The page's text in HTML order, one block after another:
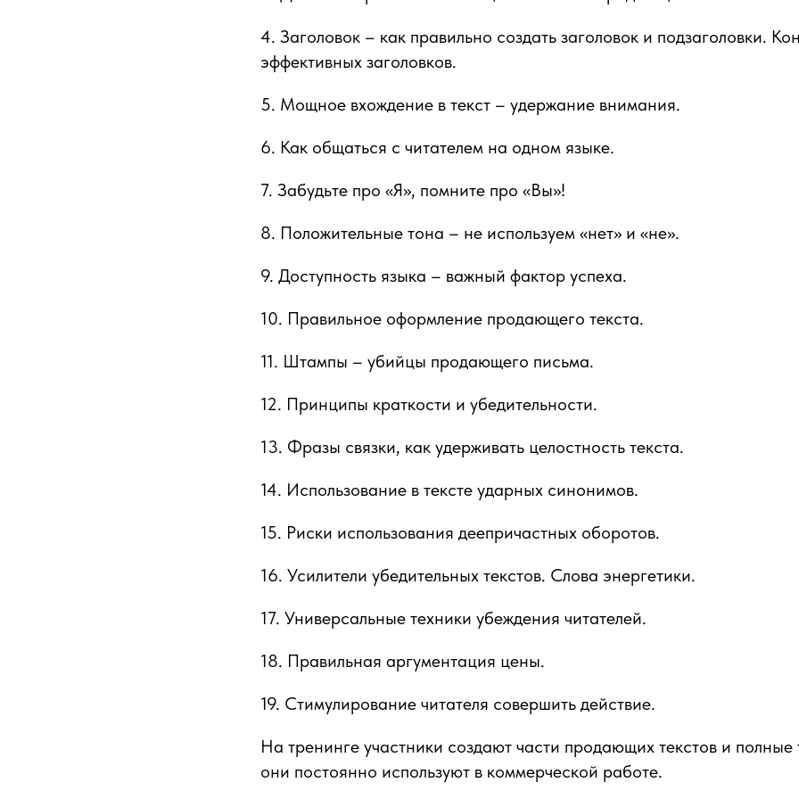
4. Заголовок – как правильно создать заголовок и подзаголовки.
эффективных заголовков.
5. Мощное вхождение в текст – удержание внимания.
6. Как общаться с читателем на одном языке.
7. Забудьте про «Я», помните про «Вы»!
8. Положительные тона – не используем «нет» и «не».
9. Доступность языка – важный фактор успеха.
10. Правильное оформление продающего текста.
11. Штампы – убийцы продающего письма.
12. Принципы краткости и убедительности.
13. Фразы связки, как удерживать целостность текста.
14. Использование в тексте ударных синонимов.
15. Риски использования деепричастных оборотов.
16. Усилители убедительных текстов. Слова энергетики.
17. Универсальные техники убеждения читателей.
18. Правильная аргументация цены.
19. Стимулирование читателя совершить действие.
На тренинге участники создают части продающих текстов и полные
они постоянно используют в коммерческой работе.